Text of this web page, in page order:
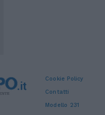
Cookie Policy
Contatti
Modello 231